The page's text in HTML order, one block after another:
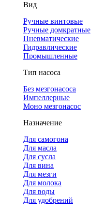
Вид
Ручные винтовые
Ручные домкратные
Пневматические
Гидравлические
Промышленные
Тип насоса
Без мезгонасоса
Импеллерные
Моно мезгонасос
Назначение
Для самогона
Для масла
Для сусла
Для вина
Для мезги
Для молока
Для воды
Для удобрений